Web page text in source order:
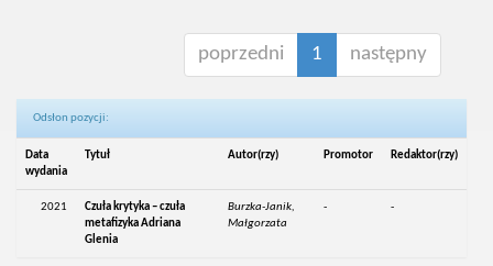
poprzedni 1 następny
Odsłon pozycji:
Data
wydania
Tytuł Autor(rzy) Promotor Redaktor(rzy)
2021
Czuła krytyka – czuła
metafizyka Adriana
Glenia
Burzka-Janik,
Małgorzata
- -